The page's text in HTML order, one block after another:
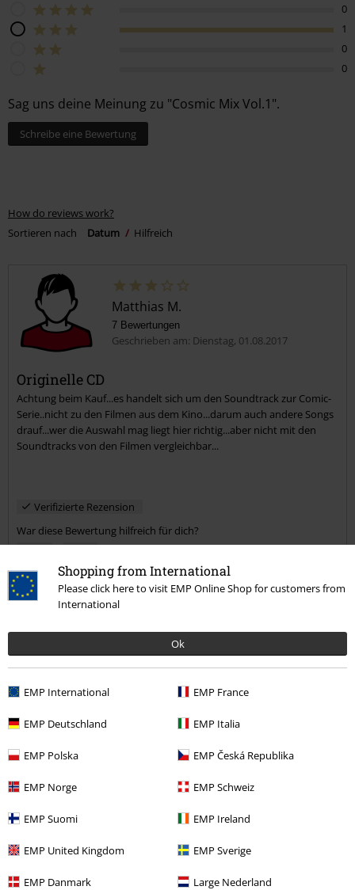
Shopping from International
Please click here to visit EMP Online Shop for customers from
International
Ok
EMP International EMP France
EMP Deutschland EMP Italia
EMP Polska EMP Česká Republika
EMP Norge EMP Schweiz
EMP Suomi EMP Ireland
EMP United Kingdom EMP Sverige
EMP Danmark Large Nederland
0
1
0
0
Sag uns deine Meinung zu "Cosmic Mix Vol.1".
Schreibe eine Bewertung
How do reviews work?
Sortieren nach
Datum Hilfreich
Matthias M.
7 Bewertungen
Geschrieben am: Dienstag, 01.08.2017
Originelle CD
Achtung beim Kauf...es handelt sich um den Soundtrack zur Comic-
Serie..nicht zu den Filmen aus dem Kino...darum auch andere Songs
drauf...wer die Auswahl mag liegt hier richtig...aber nicht mit den
Soundtracks von den Filmen vergleichbar...
Verifizierte Rezension
War diese Bewertung hilfreich für dich?
Mehr Kategorien. Mehr Möglichkeiten.
Filme & Serien Filme & Serien
Filme & Serien
Superhelden vs. Bösewichte
Superhelden
Filme & Serien
Entertainment
Filme & Serien Disney Filme & Serien Marvel
Guardians Of The
Galaxy